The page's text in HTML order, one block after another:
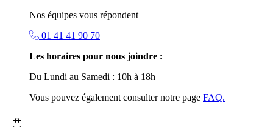
Nos équipes vous répondent
01 41 41 90 70
Les horaires pour nous joindre :
Du Lundi au Samedi : 10h à 18h
Vous pouvez également consulter notre page FAQ.